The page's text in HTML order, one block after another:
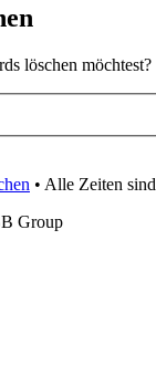
löschen möchtest?
• Alle Zeiten
Group